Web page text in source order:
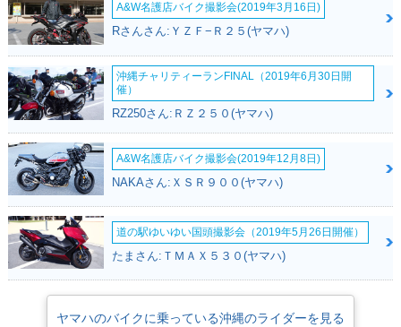
たクラッチも、モトクロスレーサーよりもマイルドなクラッチミートがで
きるようになるなど、さまざまな進化を遂げていた。2027年も仕様変更
を受けた。前回同様に、YZ450Fが2026年に全面変更を受けたことによる
クロスカントリーモデルに求められる扱いやすさ、懐の深さを感じられる
仕様になっていた。※ナンバー取得、公道走行は不可
A&W名護店バイク撮影会(2019年3月16日)
Rさんさん:ＹＺＦ−Ｒ２５(ヤマハ)
沖縄チャリティーランFINAL（2019年6月30日開
催）
RZ250さん:ＲＺ２５０(ヤマハ)
A&W名護店バイク撮影会(2019年12月8日)
NAKAさん:ＸＳＲ９００(ヤマハ)
道の駅ゆいゆい国頭撮影会（2019年5月26日開催）
たまさん:ＴＭＡＸ５３０(ヤマハ)
ヤマハのバイクに乗っている沖縄のライダーを見る